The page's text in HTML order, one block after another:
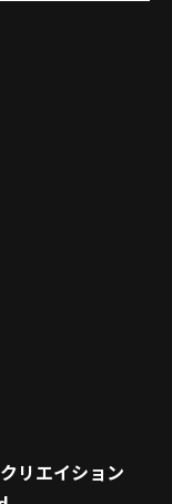
リエイション